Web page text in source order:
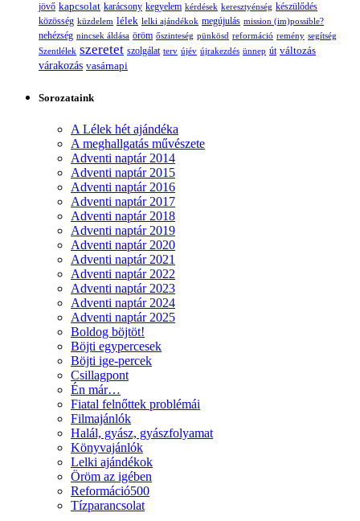
jövő kapcsolat karácsony kegyelem kérdések keresztyénség készülődés
közösség küzdelem lélek lelki ajándékok megújulás mission (im)possible?
nehézség nincsek áldása öröm őszinteség pünkösd reformáció remény segítség
Szentlélek szeretet szolgálat terv újév újrakezdés ünnep út változás
várakozás vasárnapi
Sorozataink
A Lélek hét ajándéka
A meghallgatás művészete
Adventi naptár 2014
Adventi naptár 2015
Adventi naptár 2016
Adventi naptár 2017
Adventi naptár 2018
Adventi naptár 2019
Adventi naptár 2020
Adventi naptár 2021
Adventi naptár 2022
Adventi naptár 2023
Adventi naptár 2024
Adventi naptár 2025
Boldog böjtöt!
Böjti egypercesek
Böjti ige-percek
Csillagpont
Én már…
Fiatal felnőttek problémái
Filmajánlók
Halál, gyász, gyászfolyamat
Könyvajánlók
Lelki ajándékok
Öröm az igében
Reformáció500
Tízparancsolat